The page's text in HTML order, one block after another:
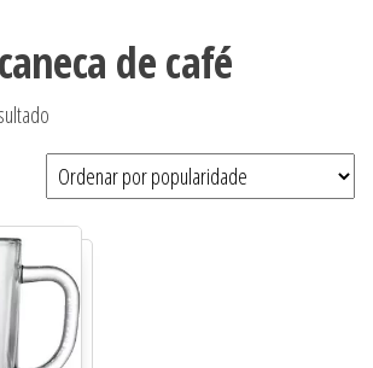
de café